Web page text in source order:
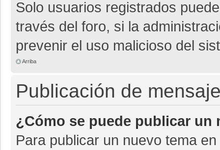
Solo usuarios registrados
través del foro, si la
prevenir el uso malicioso del
Arriba
Publicación de
¿Cómo se puede publicar un
Para publicar un nuevo tema